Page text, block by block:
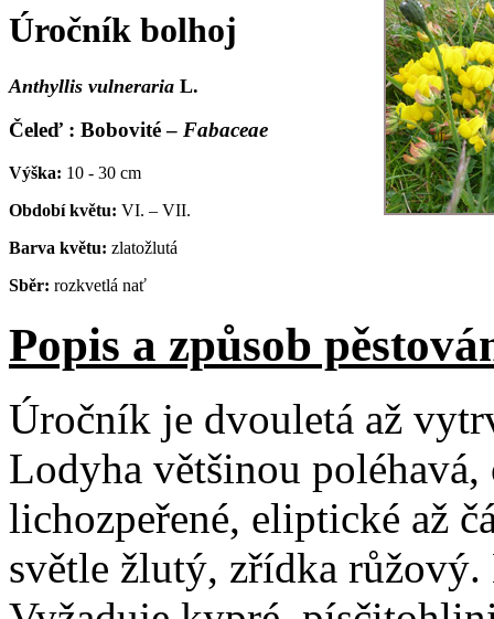
Úročník bolhoj
Anthyllis vulneraria L.
Čeleď : Bobovité – Fabaceae
Výška: 10 - 30 cm
Období květu: VI. – VII.
Barva květu: zlatožlutá
Sběr: rozkvetlá nať
Popis a způsob
Úročník je dvouletá až
Lodyha většinou
lichozpeřené, eliptické až
světle žlutý, zřídka růžový.